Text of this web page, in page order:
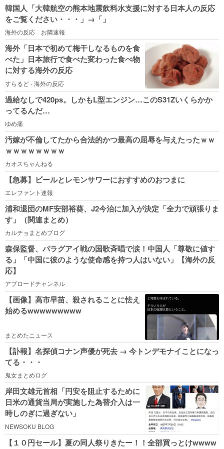
韓国人「大韓航空の熊本地震飲料水支援に対する日本人の反応
をご覧ください・・・」→「」
海外の反応 お隣速報
海外「日本で初めて梅干しなるものを食
べた」日本旅行で食べた変わった食べ物
に対する海外の反応
すらるど - 海外の反応
過給なしで420ps。しかもL型エンジン…このS31Zいくらかか
ってるんだ…
ゆめ痛
汚嫁が不倫してたから合法的かつ最高の屈辱を与えたったｗｗ
ｗｗｗｗｗｗｗｗ
カオスちゃんねる
【急募】ビールとレモンサワーにおすすめのおつまに
エレファント速報
浦和退団のMF安部裕葵、J2今治に加入が決定「全力で頑張りま
す」（関連まとめ）
カルチョまとめブログ
森保監督、パラグアイ戦の国歌斉唱で涙！中国人「尊敬に値す
る」「中国に彼のような使命感を持つ人はいない」【海外の反
応】
アブロードチャンネル
【画像】高市早苗、殺されることに怯え
始めるwwwwwwwww
まとめたニュース
【訃報】名探偵コナン声優が死去 → 今トンデモナイことになっ
てる・・・
鬼女まとめログ
岸田文雄元首相「円安を阻止するために
日米の通貨当局が実施した為替介入は一
時しのぎに過ぎない」
NEWSOKU BLOG
【１０円セール】夏の同人祭りきたー！！全部買っとけwwww